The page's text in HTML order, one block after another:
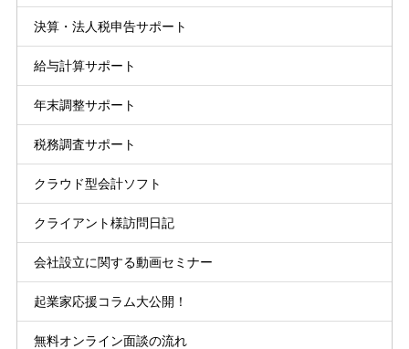
決算・法人税申告サポート
給与計算サポート
年末調整サポート
税務調査サポート
クラウド型会計ソフト
クライアント様訪問日記
会社設立に関する動画セミナー
起業家応援コラム大公開！
無料オンライン面談の流れ